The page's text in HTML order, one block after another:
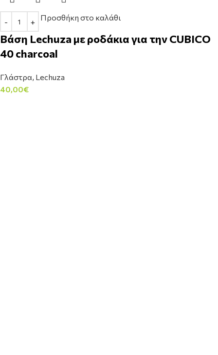
Προσθήκη στο καλάθι
Bάση Lechuza με ροδάκια για την CUBICO
40 charcoal
Γλάστρα, Lechuza
40,00€